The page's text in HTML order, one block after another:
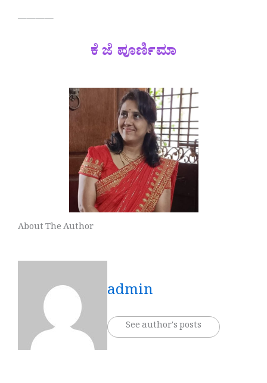
————
ಕೆ ಜೆ ಪೂರ್ಣಿಮಾ
About The Author
admin
See author's posts